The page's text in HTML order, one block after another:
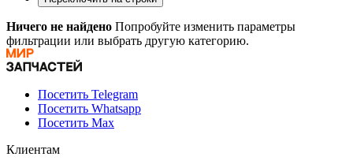
Ничего не найдено Попробуйте изменить параметры
фильтрации или выбрать другую категорию.
Посетить Telegram
Посетить Whatsapp
Посетить Max
Клиентам